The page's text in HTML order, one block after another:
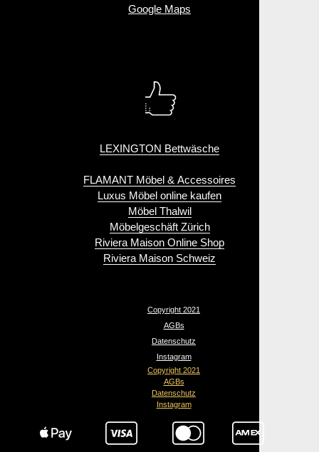
Google Maps
LEXINGTON Bettwäsche
FLAMANT Möbel & Accessoires
Luxus Möbel online kaufen
Möbel Thalwil
Möbelgeschäft Zürich
Riviera Maison Online Shop
Riviera Maison Schweiz
Copyright 2021
AGBs
Datenschutz
Instagram
Copyright 2021
AGBs
Datenschutz
Instagram